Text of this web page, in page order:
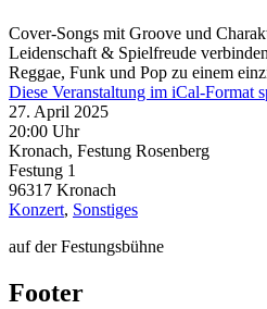
Cover-Songs mit Groove und
Leidenschaft & Spielfreude
Reggae, Funk und Pop zu einem
Diese Veranstaltung im iCal-Format
27. April 2025
20:00 Uhr
Kronach, Festung Rosenberg
Festung 1
96317 Kronach
Konzert, Sonstiges
auf der Festungsbühne
Footer